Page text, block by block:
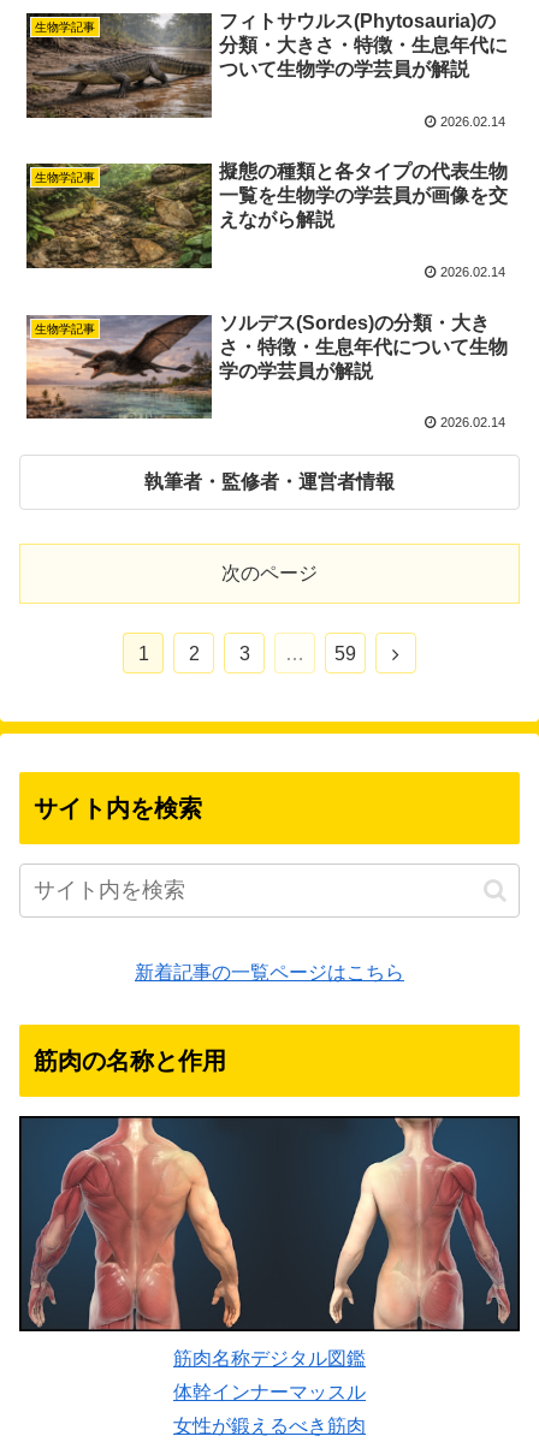
生物学記事
フィトサウルス(Phytosauria)の
分類・大きさ・特徴・生息年代に
ついて生物学の学芸員が解説
2026.02.14
生物学記事
擬態の種類と各タイプの代表生物
一覧を生物学の学芸員が画像を交
えながら解説
2026.02.14
生物学記事
ソルデス(Sordes)の分類・大き
さ・特徴・生息年代について生物
学の学芸員が解説
2026.02.14
執筆者・監修者・運営者情報
次のページ
1 2 3 … 59
次
サイト内を検索
新着記事の一覧ページはこちら
筋肉の名称と作用
筋肉名称デジタル図鑑
体幹インナーマッスル
女性が鍛えるべき筋肉